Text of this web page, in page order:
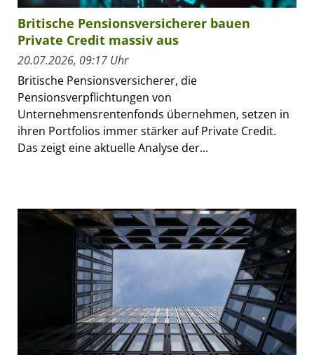
Britische Pensionsversicherer bauen
Private Credit massiv aus
20.07.2026, 09:17 Uhr
Britische Pensionsversicherer, die
Pensionsverpflichtungen von
Unternehmensrentenfonds übernehmen, setzen in
ihren Portfolios immer stärker auf Private Credit.
Das zeigt eine aktuelle Analyse der...